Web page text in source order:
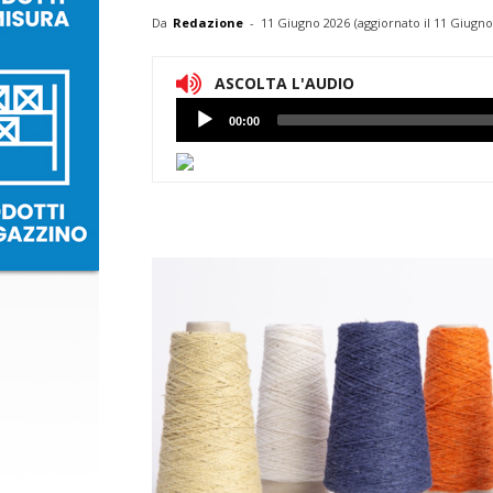
Da Redazione - 11 Giugno 2026 (aggiornato il 11
ASCOLTA L'AUDIO
Lettore
Audio
00:00